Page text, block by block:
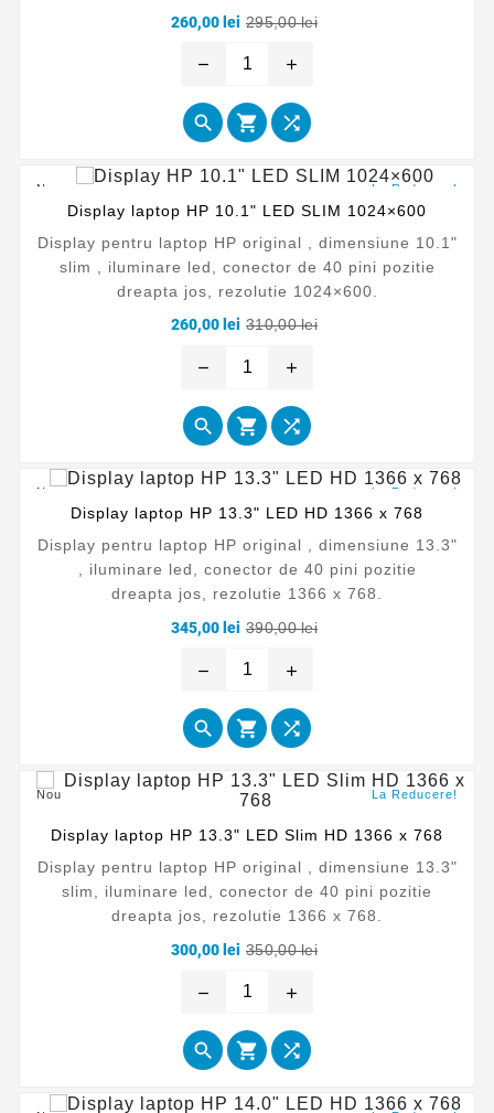
260,00 lei 295,00 lei
remove add
  
Nou La Reducere!
Display laptop HP 10.1" LED SLIM 1024×600
Display pentru laptop HP original , dimensiune 10.1"
slim , iluminare led, conector de 40 pini pozitie
dreapta jos, rezolutie 1024×600.
260,00 lei 310,00 lei
remove add
  
Nou La Reducere!
Display laptop HP 13.3" LED HD 1366 x 768
Display pentru laptop HP original , dimensiune 13.3"
, iluminare led, conector de 40 pini pozitie
dreapta jos, rezolutie 1366 x 768.
345,00 lei 390,00 lei
remove add
  
Nou La Reducere!
Display laptop HP 13.3" LED Slim HD 1366 x 768
Display pentru laptop HP original , dimensiune 13.3"
slim, iluminare led, conector de 40 pini pozitie
dreapta jos, rezolutie 1366 x 768.
300,00 lei 350,00 lei
remove add
  